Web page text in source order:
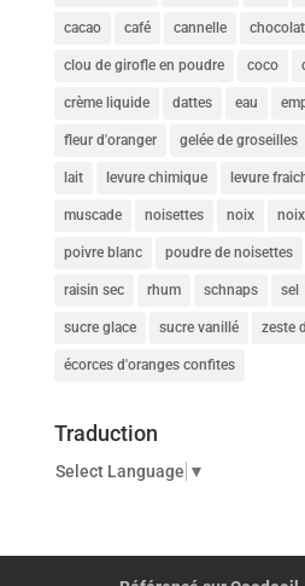
cacao café cannelle chocolat
clou de girofle en poudre coco
crème liquide dattes eau
fleur d'oranger gelée de groseilles
lait levure chimique levure
muscade noisettes noix
poivre blanc poudre de noisettes
raisin sec rhum schnaps sel
sucre glace sucre vanillé zeste
écorces d'oranges confites
Traduction
Select Language ▼